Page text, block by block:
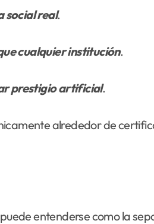
social real.
cualquier institución.
prestigio artificial.
alrededor de
entenderse como la